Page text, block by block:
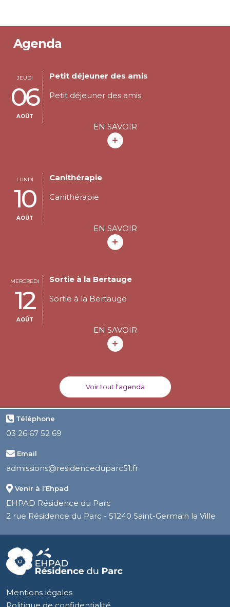
Agenda
JEUDI
06
AOÛT
Petit déjeuner des amis
Petit déjeuner des amis
EN SAVOIR
LUNDI
10
AOÛT
Canithérapie
Canithérapie
EN SAVOIR
MERCREDI
12
AOÛT
Sortie à la Bertauge
Sortie à la Bertauge
EN SAVOIR
Voir tout l'agenda
Téléphone
03 26 67 52 69
Email
admissions@residenceduparc51.fr
Venir à l’Ehpad
EHPAD Résidence du Parc
2 rue Résidence du Parc - 51240 Saint-Germain la Ville
Mentions légales